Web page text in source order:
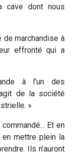
cave dont nous
de marchandise à
effronté qui a
à l’un des
de la société
»
Et en
mettre plein la
Ils n’auront